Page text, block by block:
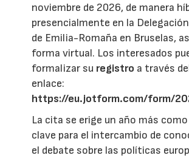
noviembre de 2026, de manera
presencialmente en la
de Emilia-Romaña en Bruselas,
forma virtual. Los interesados
formalizar su registro a través
enlace:
https://eu.jotform.com/form/
La cita se erige un año más
clave para el intercambio de
el debate sobre las políticas